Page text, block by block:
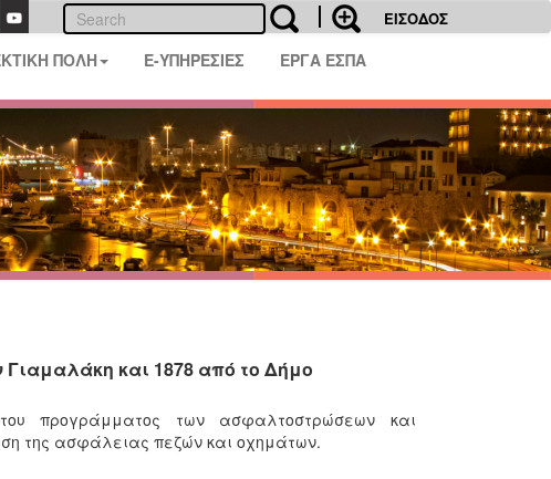
ΕΙΣΟΔΟΣ
ΠΟΛΗ E-ΥΠΗΡΕΣΙΕΣ ΕΡΓΑ ΕΣΠΑ
και 1878 από το Δήμο
προγράμματος των ασφαλτοστρώσεων και
της ασφάλειας πεζών και οχημάτων.